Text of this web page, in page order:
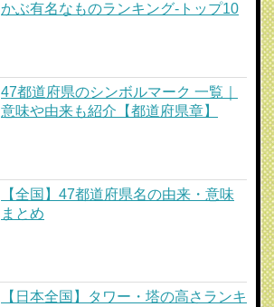
かぶ有名なものランキング-トップ10
47都道府県のシンボルマーク 一覧｜
意味や由来も紹介【都道府県章】
【全国】47都道府県名の由来・意味
まとめ
【日本全国】タワー・塔の高さランキ